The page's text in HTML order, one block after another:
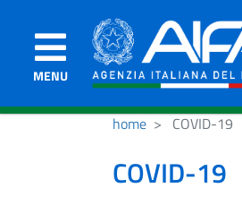
MENU
home COVID-19
COVID-19